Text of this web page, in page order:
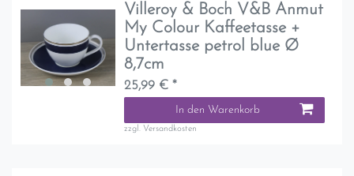
Villeroy & Boch V&B Anmut
My Colour Kaffeetasse +
Untertasse petrol blue Ø
8,7cm
25,99 € *
In den Warenkorb
zzgl. Versandkosten